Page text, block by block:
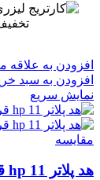
افزودن به علاقه
افزودن به سبد
نمایش سریع
مقايسه
هد پلاتر 11 hp قرمز